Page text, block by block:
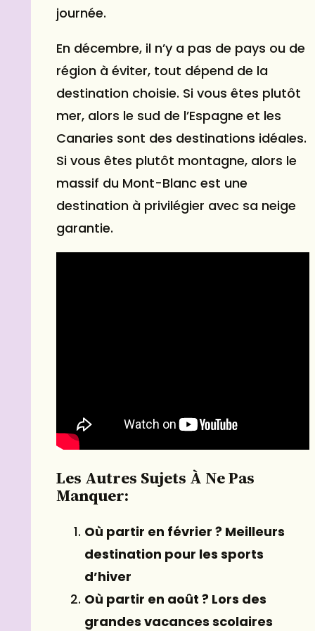
journée.
En décembre, il n’y a pas de pays ou de
région à éviter, tout dépend de la
destination choisie. Si vous êtes plutôt
mer, alors le sud de l’Espagne et les
Canaries sont des destinations idéales.
Si vous êtes plutôt montagne, alors le
massif du Mont-Blanc est une
destination à privilégier avec sa neige
garantie.
Les Autres Sujets À Ne Pas
Manquer:
Où partir en février ? Meilleurs
destination pour les sports
d’hiver
Où partir en août ? Lors des
grandes vacances scolaires